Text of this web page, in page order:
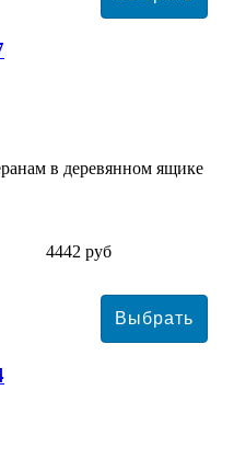
в деревянном ящике
4442 руб